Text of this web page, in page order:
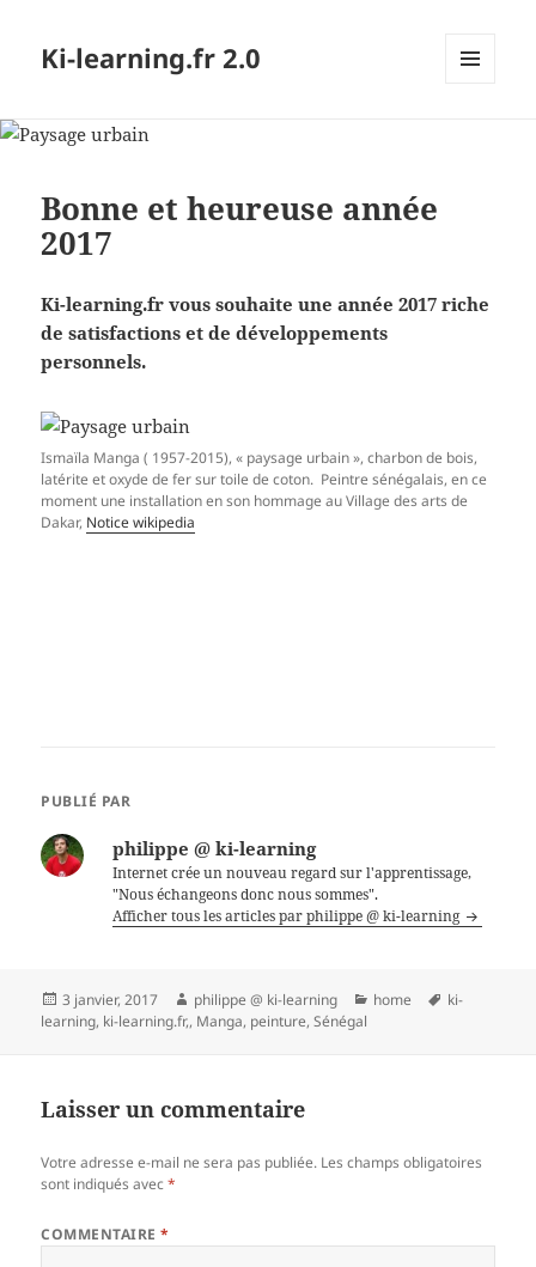
Ki-learning.fr 2.0
Bonne et heureuse année
2017
Ki-learning.fr vous souhaite une année 2017 riche
de satisfactions et de développements
personnels.
Ismaïla Manga ( 1957-2015), « paysage urbain », charbon de bois,
latérite et oxyde de fer sur toile de coton. Peintre sénégalais, en ce
moment une installation en son hommage au Village des arts de
Dakar, Notice wikipedia
PUBLIÉ PAR
philippe @ ki-learning
Internet crée un nouveau regard sur l'apprentissage,
"Nous échangeons donc nous sommes".
Afficher tous les articles par philippe @ ki-learning
Publié
le
3 janvier, 2017 Auteur
philippe @ ki-learning Catégories
home
Mots-
ki-
learning, ki-learning.fr,, Manga, peinture,Sénégal
Laisser un commentaire
Votre adresse e-mail ne sera pas publiée. Les champs obligatoires
sont indiqués avec*
COMMENTAIRE*